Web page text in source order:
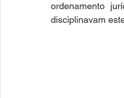
ordenamento
disciplinavam